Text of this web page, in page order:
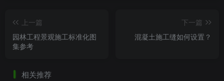
上一篇
园林工程景观施工标准化图
集参考
下一篇
混凝土施工缝如何设置？
相关推荐